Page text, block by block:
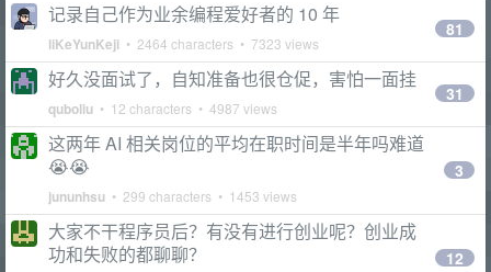
记录自己作为业余编程爱好者的 10 年
liKeYunKeji • 2464 characters • 7323 views
81
好久没面试了，自知准备也很仓促，害怕一面挂
quboliu • 12 characters • 4987 views
31
这两年 AI 相关岗位的平均在职时间是半年吗难道
😭😭
jununhsu • 299 characters • 1453 views
3
大家不干程序员后？有没有进行创业呢？创业成
功和失败的都聊聊？
12